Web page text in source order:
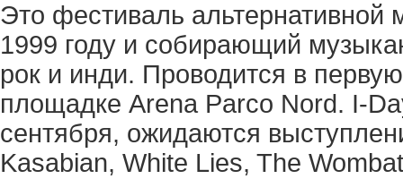
Это фестиваль
1999 году и собирающий
рок и инди. Проводится в
площадке Arena Parco Nord. I-
сентября, ожидаются
Kasabian, White Lies, The